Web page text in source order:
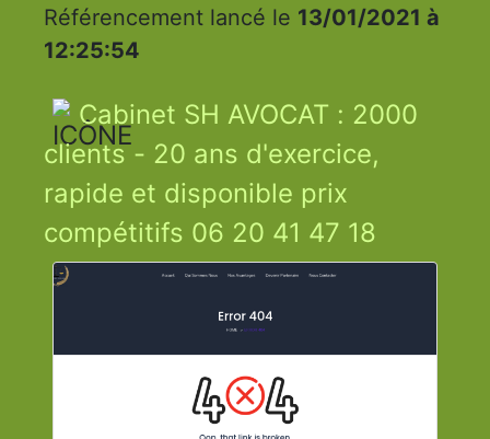
Référencement lancé le 13/01/2021 à
12:25:54
Cabinet SH AVOCAT : 2000
clients - 20 ans d'exercice,
rapide et disponible prix
compétitifs 06 20 41 47 18